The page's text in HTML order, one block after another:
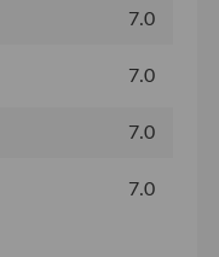
7.0
7.0
7.0
7.0